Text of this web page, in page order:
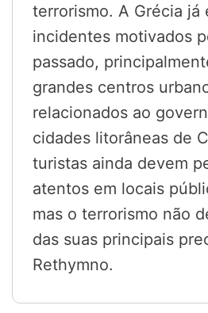
terrorismo. A Grécia já
incidentes motivados
passado,
grandes centros
relacionados ao
cidades litorâneas de
turistas ainda devem
atentos em locais
mas o terrorismo não
das suas principais
Rethymno.